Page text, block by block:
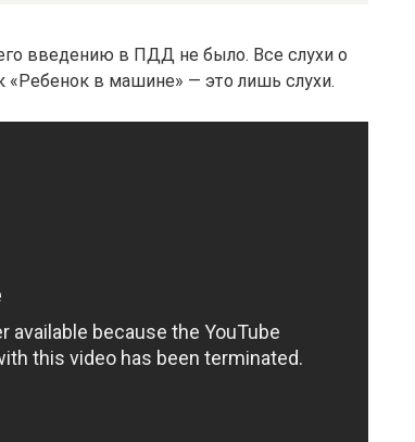
введению в ПДД не было. Все слухи о
«Ребенок в машине» — это лишь слухи.